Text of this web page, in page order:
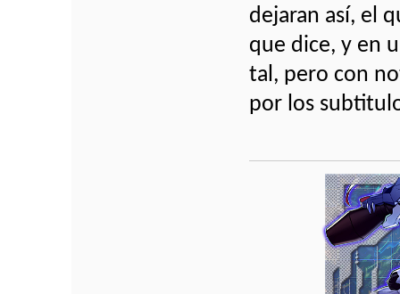
dejaran así, el
que dice, y en
tal, pero con
por los